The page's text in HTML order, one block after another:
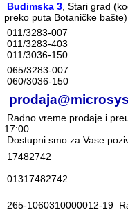
Budimska 3 , Stari grad
preko puta Botaničke bašte)
011/3283-007
011/3283-403
011/3036-150
065/3283-007
060/3036-150
Radno vreme prodaje i
17:00
Dostupni smo za Vase
17482742
01317482742
265-1060310000012-19